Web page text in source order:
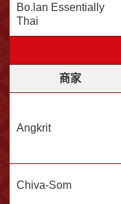
Bo.lan Essentially
Thai
商家
Angkrit
Chiva-Som